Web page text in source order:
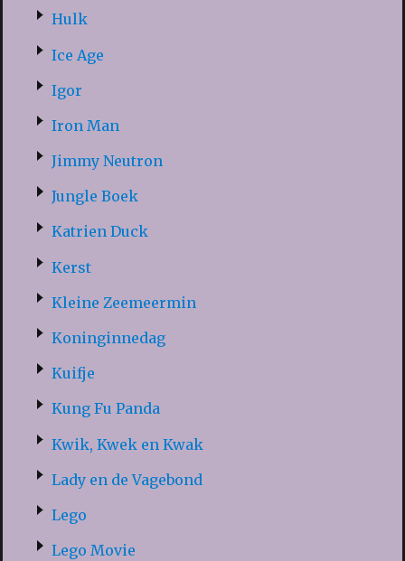
Hulk
Ice Age
Igor
Iron Man
Jimmy Neutron
Jungle Boek
Katrien Duck
Kerst
Kleine Zeemeermin
Koninginnedag
Kuifje
Kung Fu Panda
Kwik, Kwek en Kwak
Lady en de Vagebond
Lego
Lego Movie